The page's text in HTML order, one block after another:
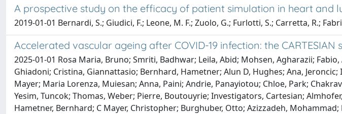
A prospective study on the efficacy of patient simulation in heart and
2019-01-01 Bernardi, S.; Giudici, F.; Leone, M. F.; Zuolo, G.; Furlotti, S.; Carretta, R.;
Accelerated vascular ageing after COVID-19 infection: the CARTESIAN
2025-01-01 Rosa Maria, Bruno; Smriti, Badhwar; Leila, Abid; Mohsen, Agharazii;
Ghiadoni; Cristina, Giannattasio; Bernhard, Hametner; Alun D, Hughes; Ana,
Mayer; Maria Lorenza, Muiesan; Anna, Paini; Andrie, Panayiotou; Chloe, Park;
Yesim, Tuncok; Thomas, Weber; Pierre, Boutouyrie; Investigators, Cartesian;
Hametner, Bernhard; C Mayer, Christopher; Burghuber, Otto; Azizzadeh,